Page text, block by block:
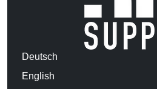
Deutsch
English